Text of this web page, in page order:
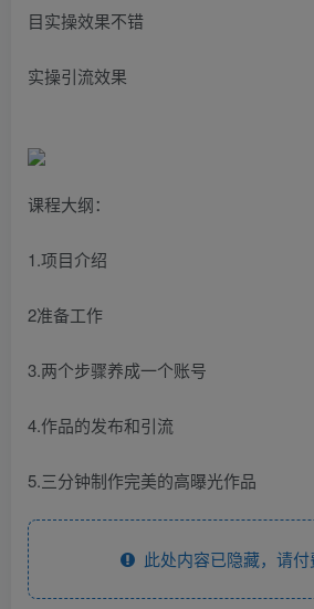
目实操效果不错
实操引流效果
课程大纲：
1.项目介绍
2准备工作
3.两个步骤养成一个账号
4.作品的发布和引流
5.三分钟制作完美的高曝光作品
此处内容已隐藏，请付